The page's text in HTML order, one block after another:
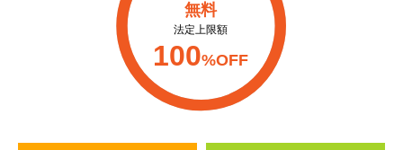
無料
法定上限額
100%OFF